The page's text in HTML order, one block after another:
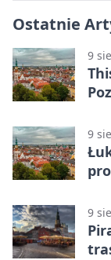
Ostatnie
9
9
9